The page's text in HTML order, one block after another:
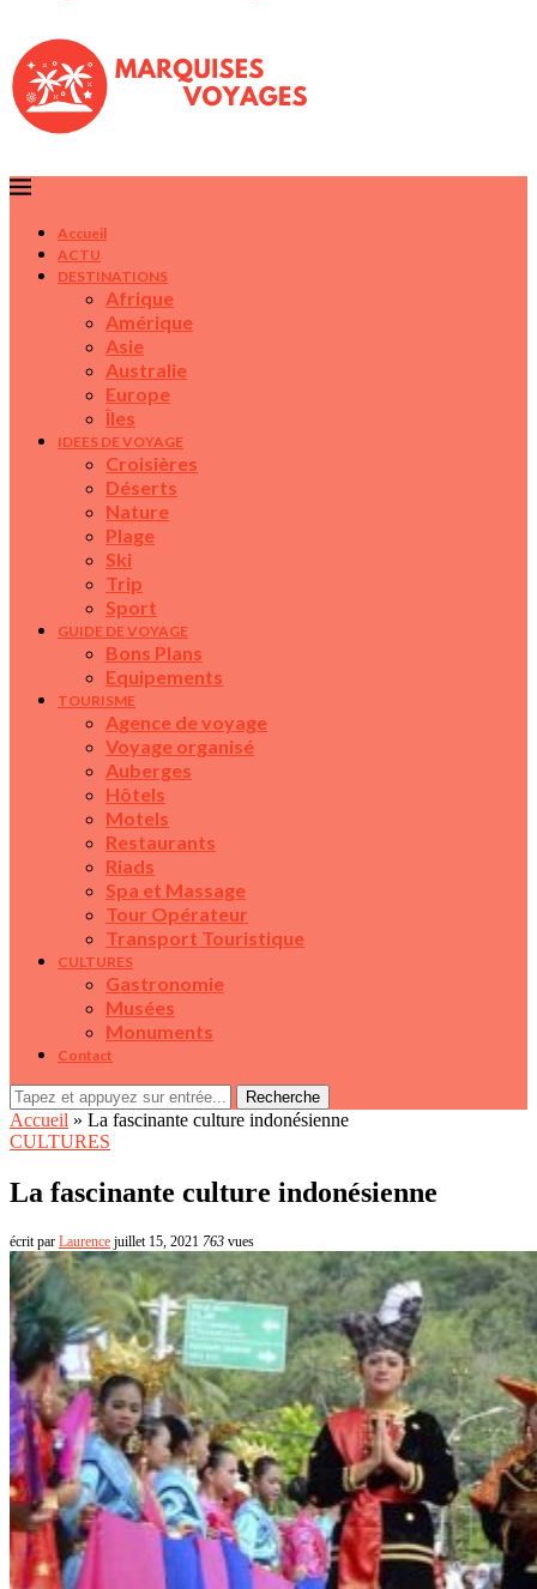
Accueil
ACTU
DESTINATIONS
Afrique
Amérique
Asie
Australie
Europe
Îles
IDEES DE VOYAGE
Croisières
Déserts
Nature
Plage
Ski
Trip
Sport
GUIDE DE VOYAGE
Bons Plans
Equipements
TOURISME
Agence de voyage
Voyage organisé
Auberges
Hôtels
Motels
Restaurants
Riads
Spa et Massage
Tour Opérateur
Transport Touristique
CULTURES
Gastronomie
Musées
Monuments
Contact
Recherche
Accueil » La fascinante culture indonésienne
CULTURES
La fascinante culture indonésienne
écrit par Laurence juillet 15, 2021 763 vues